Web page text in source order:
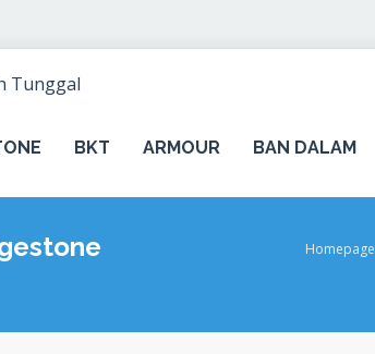
BKT ARMOUR BAN DALAM
Homepage